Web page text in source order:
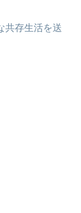
共存生活を送